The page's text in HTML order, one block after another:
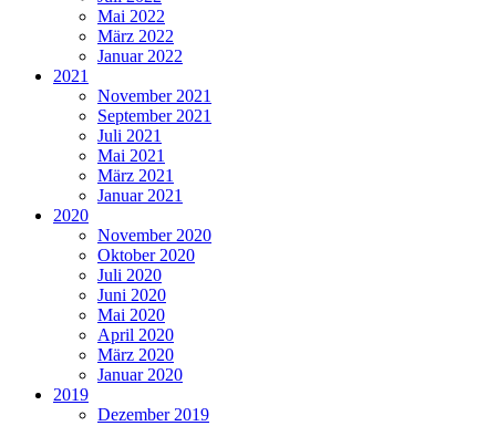
Mai 2022
März 2022
Januar 2022
2021
November 2021
September 2021
Juli 2021
Mai 2021
März 2021
Januar 2021
2020
November 2020
Oktober 2020
Juli 2020
Juni 2020
Mai 2020
April 2020
März 2020
Januar 2020
2019
Dezember 2019